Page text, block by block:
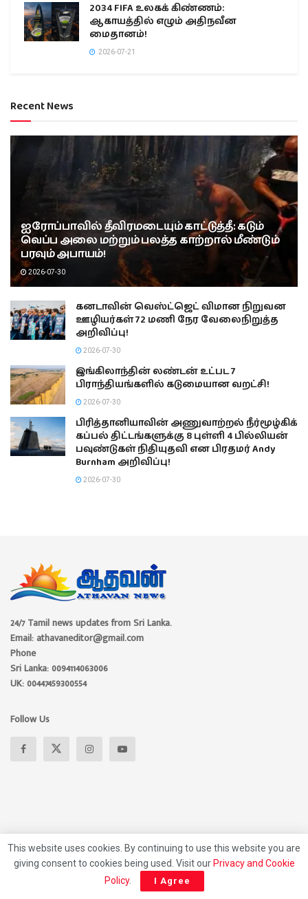
2034 FIFA உலகக் கிண்ணம்:
ஆகாயத்தில் எழும் அதிநவீன
மைதானம்!
2026-07-21
Recent News
ஐரோப்பாவில் தீவிரமடையும் காட்டுத்தீ: கடும்
வெப்ப அலை மற்றும் பலத்த காற்றால் மீண்டும்
பரவும் அபாயம்!
2026-07-30
கனடாவின் வெஸ்ட்ஜெட் விமான நிறுவன
ஊழியர்கள் 72 மணி நேர வேலைநிறுத்த
அறிவிப்பு!
2026-07-30
இங்கிலாந்தின் லண்டன் உட்பட 7
பிராந்தியங்களில் கடுமையான வறட்சி!
2026-07-30
பிரித்தானியாவின் அணுவாற்றல் நீர்மூழ்கிக்
கப்பல் திட்டங்களுக்கு 8 புள்ளி 4 பில்லியன்
பவுண்டுகள் நிதியுதவி என பிரதமர் Andy
Burnham அறிவிப்பு!
2026-07-30
24/7 Tamil news updates from Sri Lanka.
Email: athavaneditor@gmail.com
Phone
Sri Lanka: 0094114063006
UK: 00447459300554
Follow Us
About Privacy Policy Contact Us
This website uses cookies. By continuing to use this website you are
giving consent to cookies being used. Visit our Privacy and Cookie
Policy. I Agree